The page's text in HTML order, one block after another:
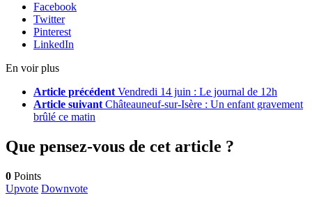
Facebook
Twitter
Pinterest
LinkedIn
En voir plus
Article précédent Vendredi 14 juin : Le journal de 12h
Article suivant Châteauneuf-sur-Isère : Un enfant gravement
brûlé ce matin
Que pensez-vous de cet article ?
0 Points
Upvote Downvote